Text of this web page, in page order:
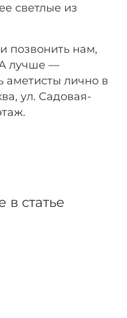
светлые из
позвонить нам,
А лучше —
аметисты лично в
ул. Садовая-
в статье